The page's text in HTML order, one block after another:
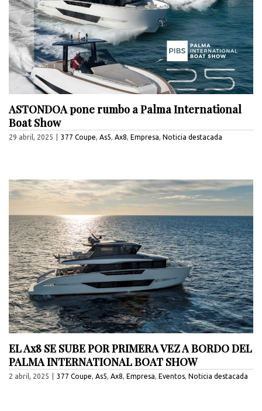
ASTONDOA pone rumbo a Palma International
Boat Show
29 abril, 2025 377 Coupe, As5, Ax8, Empresa, Noticia destacada
EL Ax8 SE SUBE POR PRIMERA VEZ A BORDO DEL
PALMA INTERNATIONAL BOAT SHOW
2 abril, 2025 377 Coupe, As5, Ax8, Empresa, Eventos, Noticia destacada